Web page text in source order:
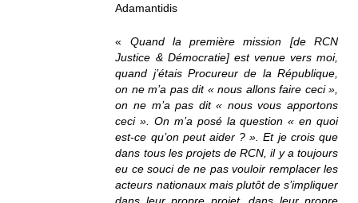
Adamantidis
« Quand la première mission [de RCN
Justice & Démocratie] est venue vers moi,
quand j’étais Procureur de la République,
on ne m’a pas dit « nous allons faire ceci »,
on ne m’a pas dit « nous vous apportons
ceci ». On m’a posé la question « en quoi
est-ce qu’on peut aider ? ». Et je crois que
dans tous les projets de RCN, il y a toujours
eu ce souci de ne pas vouloir remplacer les
acteurs nationaux mais plutôt de s’impliquer